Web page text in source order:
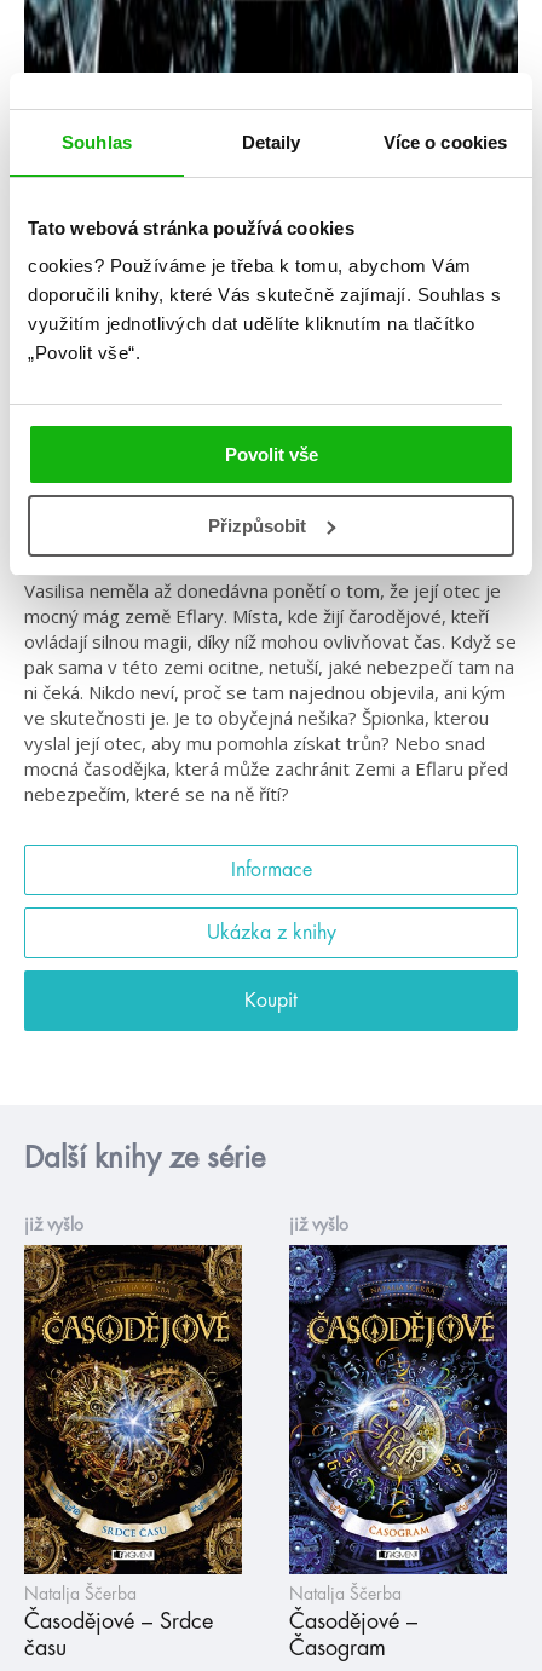
Souhlas Detaily Více o cookies
Tato webová stránka používá cookies
cookies? Používáme je třeba k tomu, abychom Vám
doporučili knihy, které Vás skutečně zajímají. Souhlas s
využitím jednotlivých dat udělíte kliknutím na tlačítko
„Povolit vše“.
Povolit vše
Přizpůsobit
Žánr: Fantasy
Časodějové – Klíč k času
Natalja Ščerba
První díl skvělé série o kouzelnících, kteří umí čarovat
Vasilisa neměla až donedávna ponětí o tom, že její otec je
mocný mág země Eflary. Místa, kde žijí čarodějové, kteří
ovládají silnou magii, díky níž mohou ovlivňovat čas. Když se
pak sama v této zemi ocitne, netuší, jaké nebezpečí tam na
ni čeká. Nikdo neví, proč se tam najednou objevila, ani kým
ve skutečnosti je. Je to obyčejná nešika? Špionka, kterou
vyslal její otec, aby mu pomohla získat trůn? Nebo snad
mocná časodějka, která může zachránit Zemi a Eflaru před
nebezpečím, které se na ně řítí?
Informace
Ukázka z knihy
Koupit
Další knihy ze série
již vyšlo
Natalja Ščerba
Časodějové – Srdce
času
již vyšlo
Natalja Ščerba
Časodějové –
Časogram